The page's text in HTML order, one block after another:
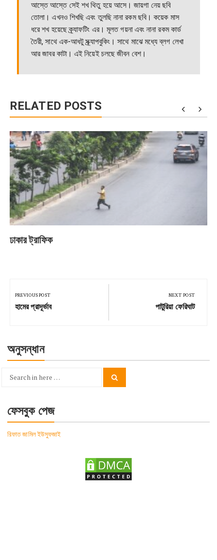
আস্তে আস্তে সেই শখ থিতু হয়ে আসে। জায়গা নেয় ছবি
তোলা। এখনও শিখছি এবং তুলছি নানা রকম ছবি। কয়েক মাস
ধরে শখ হয়েছে ক্র্যাফটিং এর। মূলত গয়না এবং নানা রকম কার্ড
তৈরী, সাথে এক-আধটু স্ক্র্যাপবুকিং। সাথে মাঝে মধ্যে ব্লগ লেখা
আর জাবর কাটা। এই নিয়েই চলছে জীবন বেশ।
RELATED POSTS
ঢাকার ট্রাফিক
navigation
PREVIOUS POST
Previous
হামের প্রাদূর্ভাব
NEXT POST
Next
পাটুরিয়া ফেরিঘাট
অনুসন্ধান
Search
ফেসবুক পেজ
রিফাত জামিল ইউসুফজাই